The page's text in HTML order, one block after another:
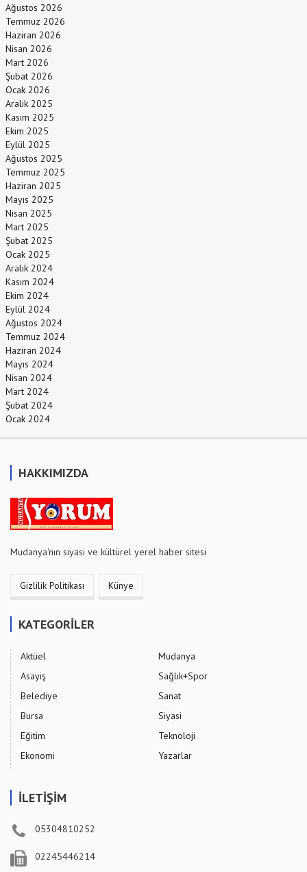
Ağustos 2026
Temmuz 2026
Haziran 2026
Nisan 2026
Mart 2026
Şubat 2026
Ocak 2026
Aralık 2025
Kasım 2025
Ekim 2025
Eylül 2025
Ağustos 2025
Temmuz 2025
Haziran 2025
Mayıs 2025
Nisan 2025
Mart 2025
Şubat 2025
Ocak 2025
Aralık 2024
Kasım 2024
Ekim 2024
Eylül 2024
Ağustos 2024
Temmuz 2024
Haziran 2024
Mayıs 2024
Nisan 2024
Mart 2024
Şubat 2024
Ocak 2024
HAKKIMIZDA
Mudanya'nın siyasi ve kültürel yerel haber sitesi
Gizlilik Politikası Künye
KATEGORİLER
Aktüel
Asayiş
Belediye
Bursa
Eğitim
Ekonomi
Mudanya
Sağlık+Spor
Sanat
Siyasi
Teknoloji
Yazarlar
İLETİŞİM
05304810252
02245446214